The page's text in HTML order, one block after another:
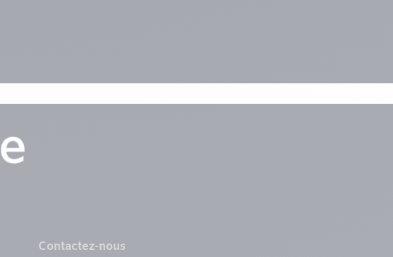
Contactez-nous